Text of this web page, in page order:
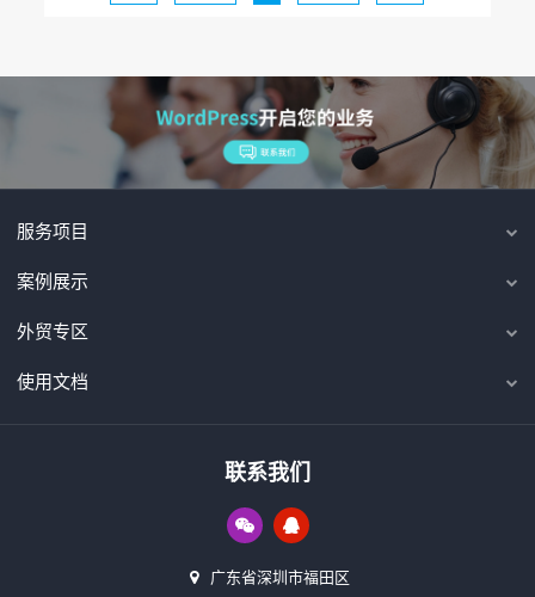
服务项目
案例展示
外贸专区
使用文档
联系我们
广东省深圳市福田区